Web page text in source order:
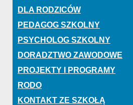
DLA RODZICÓW
PEDAGOG SZKOLNY
PSYCHOLOG SZKOLNY
DORADZTWO ZAWODOWE
PROJEKTY I PROGRAMY
RODO
KONTAKT ZE SZKOŁĄ